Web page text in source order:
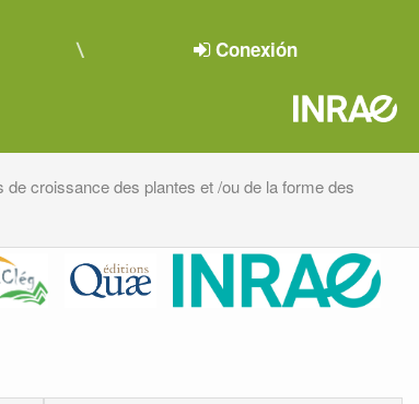
Conexión
de croissance des plantes et /ou de la forme des